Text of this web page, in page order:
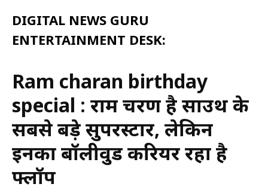
DIGITAL NEWS GURU
ENTERTAINMENT DESK:
Ram charan birthday
special : राम चरण है साउथ के
सबसे बड़े सुपरस्टार, लेकिन
इनका बॉलीवुड करियर रहा है
फ्लॉप